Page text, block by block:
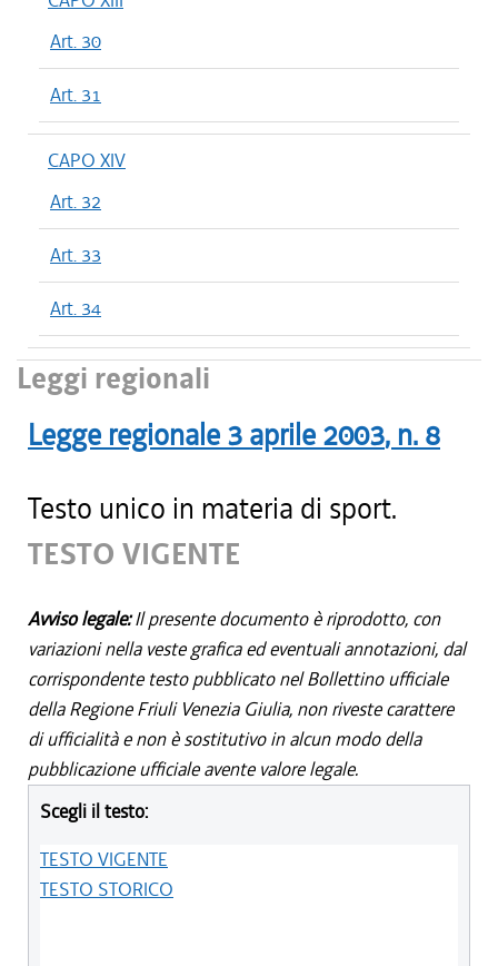
Art. 30
Art. 31
CAPO XIV
Art. 32
Art. 33
Art. 34
Leggi regionali
Legge regionale 3 aprile 2003, n. 8
Testo unico in materia di sport.
TESTO VIGENTE
Avviso legale:Il presente documento è riprodotto, con
variazioni nella veste grafica ed eventuali annotazioni, dal
corrispondente testo pubblicato nel Bollettino ufficiale
della Regione Friuli Venezia Giulia, non riveste carattere
di ufficialità e non è sostitutivo in alcun modo della
pubblicazione ufficiale avente valore legale.
Scegli il testo:
TESTO VIGENTE
TESTO STORICO